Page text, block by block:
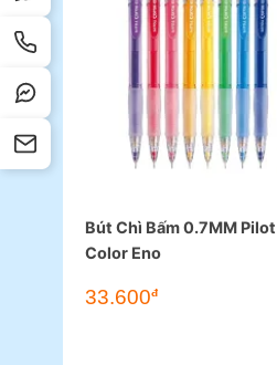
Bút Chì Bấm 0.7MM Pilot
Color Eno
33.600đ